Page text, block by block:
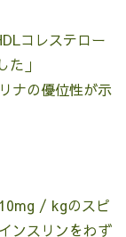
コレステロー
」
ナの優位性が示
/ kgのスピ
ンスリンをわず